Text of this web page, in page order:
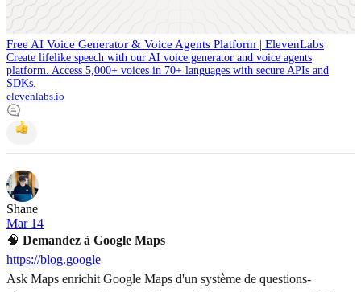
Free AI Voice Generator & Voice Agents Platform | ElevenLabs
Create lifelike speech with our AI voice generator and voice agents
platform. Access 5,000+ voices in 70+ languages with secure APIs and
SDKs.
elevenlabs.io
Shane
Mar 14
🧠 Demandez à Google Maps
https://blog.google
Ask Maps enrichit Google Maps d'un système de questions-